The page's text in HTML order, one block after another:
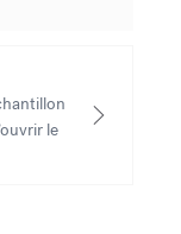
le